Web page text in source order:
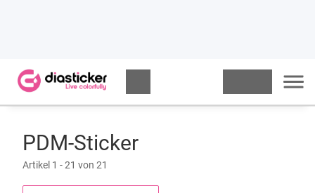
PDM-Sticker
Artikel 1 - 21 von 21